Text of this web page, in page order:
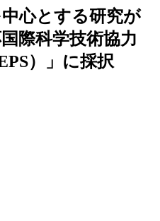
心とする研究が
際科学技術協力
）」に採択